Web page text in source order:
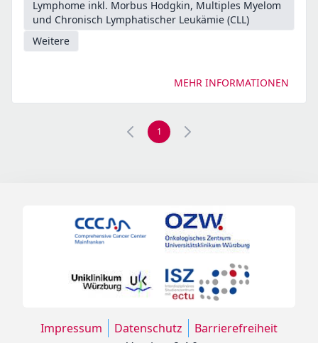
Lymphome inkl. Morbus Hodgkin, Multiples Myelom
und Chronisch Lymphatischer Leukämie (CLL)
Weitere
MEHR INFORMATIONEN
1
Impressum Datenschutz
Barrierefreiheit